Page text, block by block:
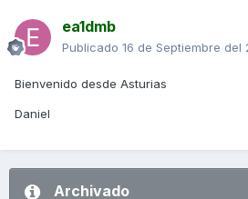
ea1dmb
Publicado 16 de Septiembre del
Bienvenido desde Asturias
Daniel
Archivado